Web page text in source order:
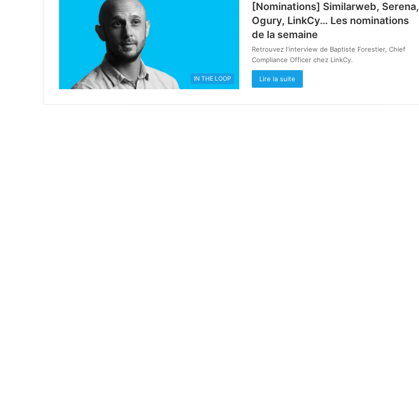
IN THE LOOP
[Nominations] Similarweb, Serena,
Ogury, LinkCy… Les nominations
de la semaine
Retrouvez l'interview de Baptiste Forestier, Chief
Compliance Officer chez LinkCy.
Lire la suite